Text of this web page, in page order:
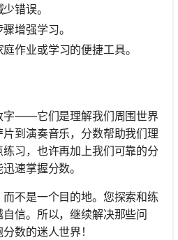
错误。
增强学习。
作业或学习的便捷工具。
字——它们是理解我们周围世界
到演奏音乐，分数帮助我们理
习，也许再加上我们可靠的分
速掌握分数。
不是一个目的地。您探索和练
信。所以，继续解决那些问
数的迷人世界！